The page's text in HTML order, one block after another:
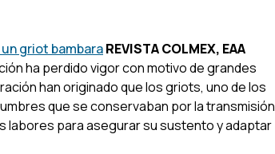
griot bambaraREVISTA COLMEX, EAA
ha perdido vigor con motivo de grandes
han originado que los griots, uno de los
que se conservaban por la transmisión
labores para asegurar su sustento y adaptar